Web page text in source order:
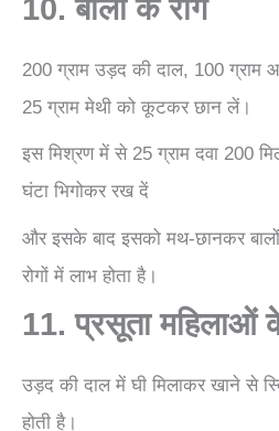
10. बालों के रोग
200 ग्राम उड़द की दाल, 100 ग्राम
25 ग्राम मेथी को कूटकर छान लें।
इस मिश्रण में से 25 ग्राम दवा 200
घंटा भिगोकर रख दें
और इसके बाद इसको मथ-छानकर
रोगों में लाभ होता है।
11. प्रसूता महिलाओं
उड़द की दाल में घी मिलाकर खाने से
होती है।